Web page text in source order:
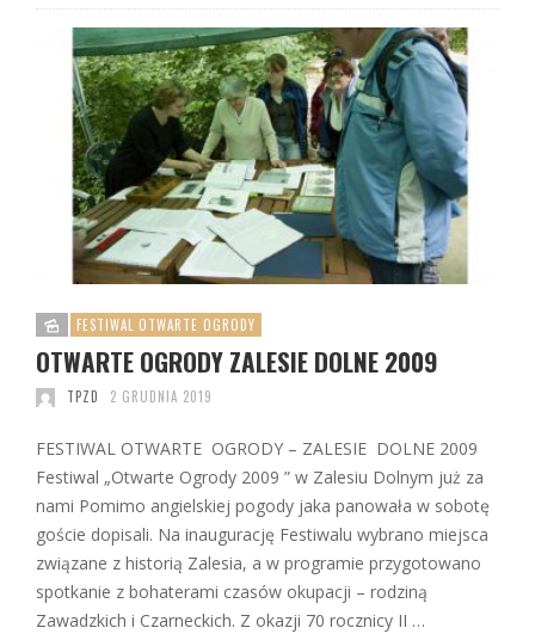
FESTIWAL OTWARTE OGRODY
OTWARTE OGRODY ZALESIE DOLNE 2009
TPZD 2 GRUDNIA 2019
FESTIWAL OTWARTE OGRODY – ZALESIE DOLNE 2009
Festiwal „Otwarte Ogrody 2009 ” w Zalesiu Dolnym już za
nami Pomimo angielskiej pogody jaka panowała w sobotę
goście dopisali. Na inaugurację Festiwalu wybrano miejsca
związane z historią Zalesia, a w programie przygotowano
spotkanie z bohaterami czasów okupacji – rodziną
Zawadzkich i Czarneckich. Z okazji 70 rocznicy II …